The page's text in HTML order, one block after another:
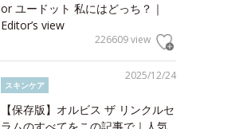
or ユードット 私にはどっち？｜
Editor’s view
226609 view
2025/12/24
スキンケア
【保存版】オルビス ザ リンクルセ